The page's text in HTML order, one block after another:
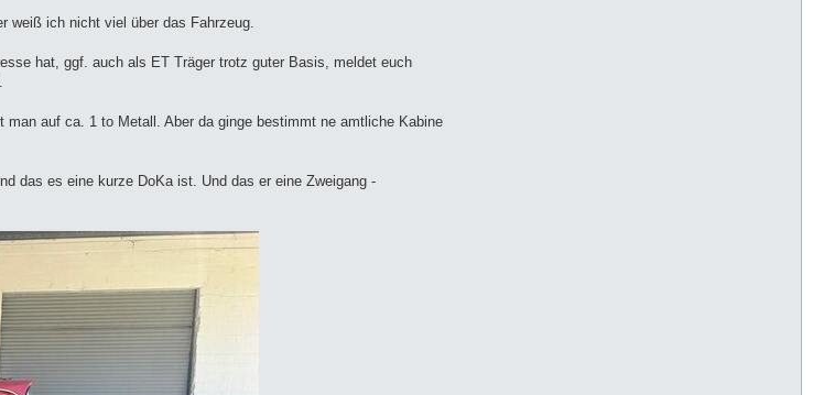
weiß ich nicht viel über das Fahrzeug.
hat, ggf. auch als ET Träger trotz guter Basis, meldet euch
auf ca. 1 to Metall. Aber da ginge bestimmt ne amtliche Kabine
das es eine kurze DoKa ist. Und das er eine Zweigang -